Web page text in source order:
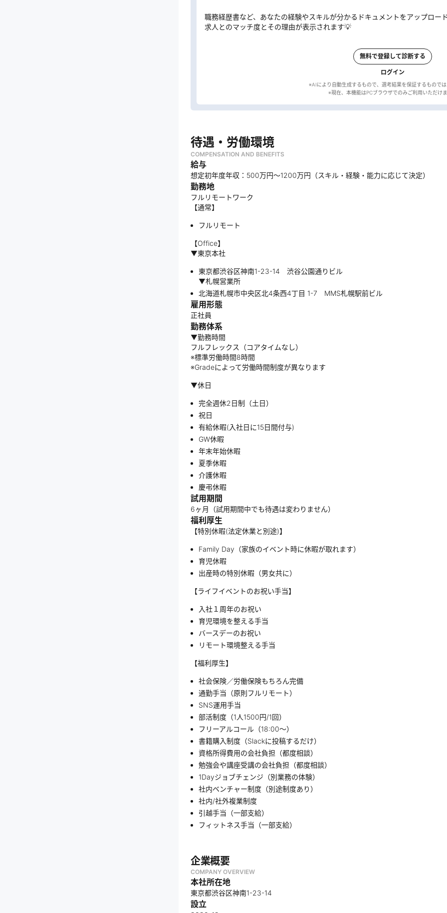
職務経歴書など、あなたの経験やスキルが分かるドキュメントをアップロー
求人とのマッチ度とその理由が表示されます💡
無料で登録して診断する
ログイン
※AIにより自動生成するもので、選考結果を保証するもので
待遇・労働環境
COMPENSATION AND BENEFITS
給与
想定初年度年収：500万円〜1200万円（スキル・経験・能力に応じて決定）
勤務地
フルリモートワーク
【通常】
フルリモート
【Office】
▼東京本社
東京都渋谷区神南1-23-14 渋谷公園通りビル
▼札幌営業所
北海道札幌市中央区北4条西4丁目 1-7 MMS札幌駅前ビル
雇用形態
正社員
勤務体系
▼勤務時間
フルフレックス（コアタイムなし）
※標準労働時間8時間
※Gradeによって労働時間制度が異なります
▼休日
完全週休2日制（土日）
祝日
有給休暇(入社日に15日間付与)
GW休暇
年末年始休暇
夏季休暇
介護休暇
慶弔休暇
試用期間
6ヶ月（試用期間中でも待遇は変わりません）
福利厚生
【特別休暇(法定休業と別途)】
Family Day（家族のイベント時に休暇が取れます）
育児休暇
出産時の特別休暇（男女共に）
【ライフイベントのお祝い手当】
入社１周年のお祝い
育児環境を整える手当
バースデーのお祝い
リモート環境整える手当
【福利厚生】
社会保険／労働保険もちろん完備
通勤手当（原則フルリモート）
SNS運用手当
部活制度（1人1500円/1回）
フリーアルコール（18:00〜）
書籍購入制度（Slackに投稿するだけ）
資格所得費用の会社負担（都度相談）
勉強会や講座受講の会社負担（都度相談）
1Dayジョブチェンジ（別業務の体験）
社内ベンチャー制度（別途制度あり）
社内/社外複業制度
引越手当（一部支給）
フィットネス手当（一部支給）
企業概要
COMPANY OVERVIEW
本社所在地
東京都渋谷区神南1-23-14
設立